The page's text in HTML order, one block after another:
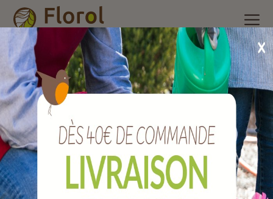
Accueil Nos produits /Arrosage/Pompes et récupérateurs
d'eau/
Kit robinet 1/4 de tour laiton pour traversé de cuve à
eau pvc.